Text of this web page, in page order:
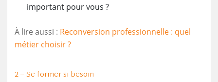
important pour vous ?
À lire aussi : Reconversion professionnelle : quel
métier choisir ?
2 – Se former si besoin